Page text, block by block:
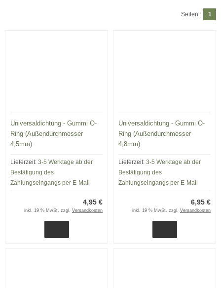
Seiten: 1
Universaldichtung - Gummi O-
Ring (Außendurchmesser
4,5mm)
Lieferzeit: 3-5 Werktage ab der
Bestätigung des
Zahlungseingangs per E-Mail
4,95 €
inkl. 19 % MwSt. zzgl. Versandkosten
Universaldichtung - Gummi O-
Ring (Außendurchmesser
4,8mm)
Lieferzeit: 3-5 Werktage ab der
Bestätigung des
Zahlungseingangs per E-Mail
6,95 €
inkl. 19 % MwSt. zzgl. Versandkosten